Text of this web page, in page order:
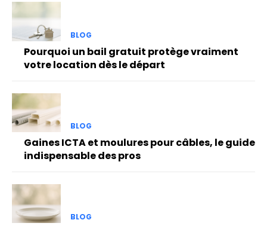
BLOG
Pourquoi un bail gratuit protège vraiment
votre location dès le départ
BLOG
Gaines ICTA et moulures pour câbles, le guide
indispensable des pros
BLOG